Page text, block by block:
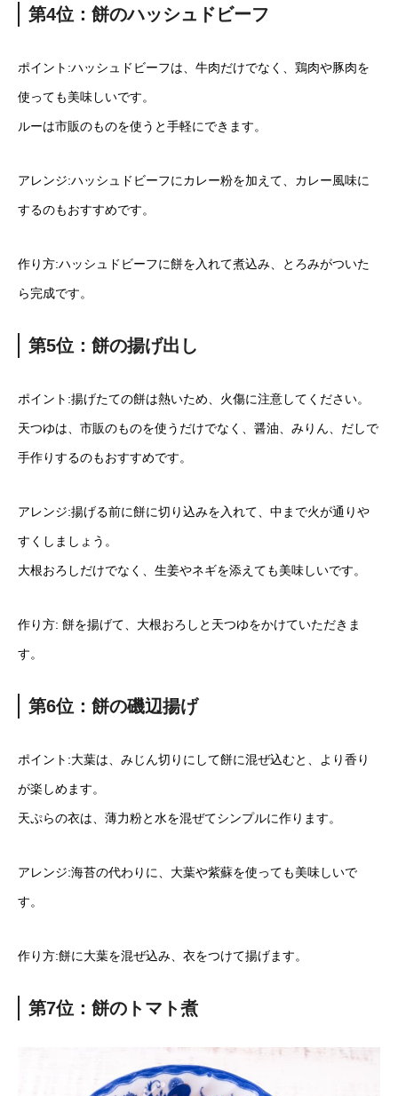
第4位：餅のハッシュドビーフ
ポイント:ハッシュドビーフは、牛肉だけでなく、鶏肉や豚肉を
使っても美味しいです。
ルーは市販のものを使うと手軽にできます。
アレンジ:ハッシュドビーフにカレー粉を加えて、カレー風味に
するのもおすすめです。
作り方:ハッシュドビーフに餅を入れて煮込み、とろみがついた
ら完成です。
第5位：餅の揚げ出し
ポイント:揚げたての餅は熱いため、火傷に注意してください。
天つゆは、市販のものを使うだけでなく、醤油、みりん、だしで
手作りするのもおすすめです。
アレンジ:揚げる前に餅に切り込みを入れて、中まで火が通りや
すくしましょう。
大根おろしだけでなく、生姜やネギを添えても美味しいです。
作り方: 餅を揚げて、大根おろしと天つゆをかけていただきま
す。
第6位：餅の磯辺揚げ
ポイント:大葉は、みじん切りにして餅に混ぜ込むと、より香り
が楽しめます。
天ぷらの衣は、薄力粉と水を混ぜてシンプルに作ります。
アレンジ:海苔の代わりに、大葉や紫蘇を使っても美味しいで
す。
作り方:餅に大葉を混ぜ込み、衣をつけて揚げます。
第7位：餅のトマト煮